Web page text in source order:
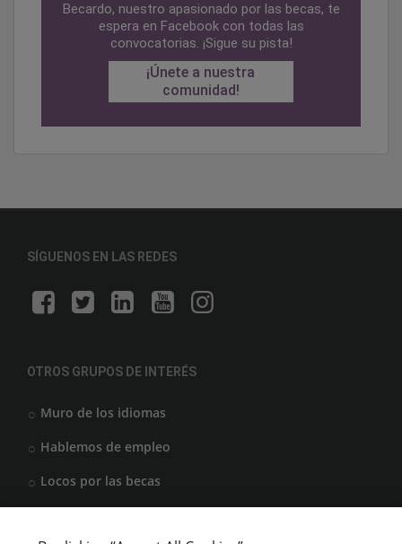
Becardo, nuestro apasionado por las becas, te
espera en Facebook con todas las
convocatorias. ¡Sigue su pista!
¡Únete a nuestra
comunidad!
SÍGUENOS EN LAS REDES
OTROS GRUPOS DE INTERÉS
Muro de los idiomas
Hablemos de empleo
Locos por las becas